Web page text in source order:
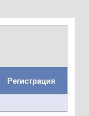
Регистрация